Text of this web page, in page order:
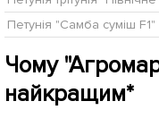
Петунія "Самба суміш
Чому
найкращим*